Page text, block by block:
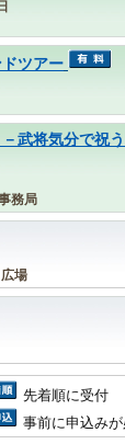
ドツアー
武将気分で祝
務局
場
先着順に受付
事前に申込み